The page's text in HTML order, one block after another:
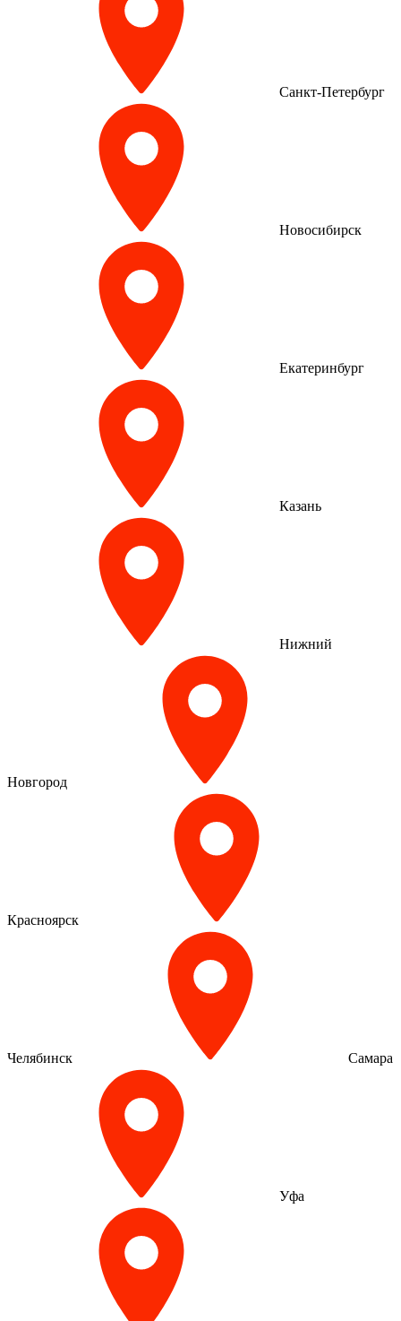
Санкт-Петербург
Новосибирск
Екатеринбург
Казань
Нижний
Новгород
Красноярск
Челябинск Самара
Уфа